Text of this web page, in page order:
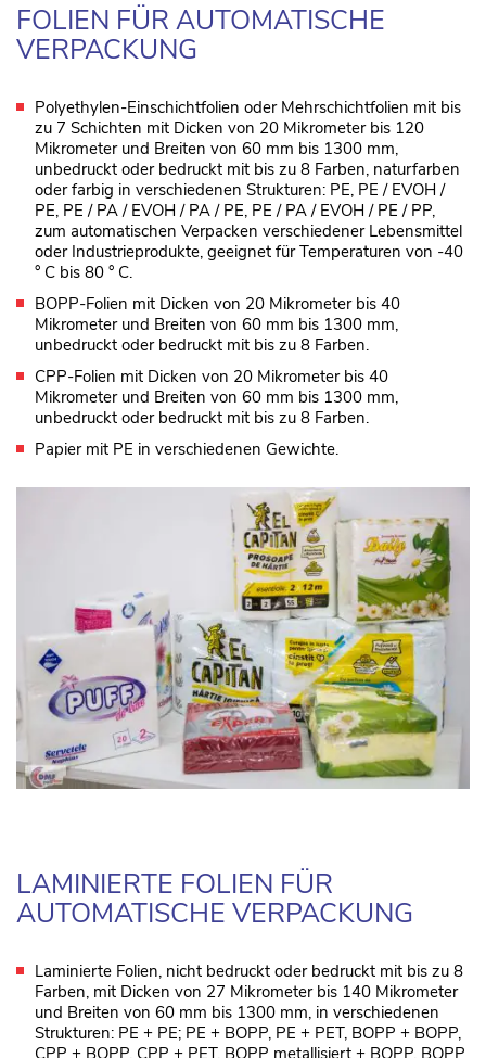
FOLIEN FÜR AUTOMATISCHE
VERPACKUNG
Polyethylen-Einschichtfolien oder Mehrschichtfolien mit bis
zu 7 Schichten mit Dicken von 20 Mikrometer bis 120
Mikrometer und Breiten von 60 mm bis 1300 mm,
unbedruckt oder bedruckt mit bis zu 8 Farben, naturfarben
oder farbig in verschiedenen Strukturen: PE, PE / EVOH /
PE, PE / PA / EVOH / PA / PE, PE / PA / EVOH / PE / PP,
zum automatischen Verpacken verschiedener Lebensmittel
oder Industrieprodukte, geeignet für Temperaturen von -40
° C bis 80 ° C.
BOPP-Folien mit Dicken von 20 Mikrometer bis 40
Mikrometer und Breiten von 60 mm bis 1300 mm,
unbedruckt oder bedruckt mit bis zu 8 Farben.
CPP-Folien mit Dicken von 20 Mikrometer bis 40
Mikrometer und Breiten von 60 mm bis 1300 mm,
unbedruckt oder bedruckt mit bis zu 8 Farben.
Papier mit PE in verschiedenen Gewichte.
LAMINIERTE FOLIEN FÜR
AUTOMATISCHE VERPACKUNG
Laminierte Folien, nicht bedruckt oder bedruckt mit bis zu 8
Farben, mit Dicken von 27 Mikrometer bis 140 Mikrometer
und Breiten von 60 mm bis 1300 mm, in verschiedenen
Strukturen: PE + PE; PE + BOPP, PE + PET, BOPP + BOPP,